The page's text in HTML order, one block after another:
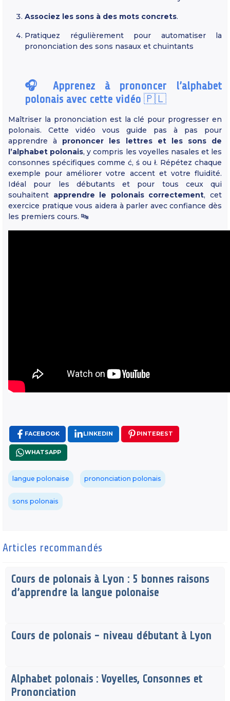
Associez les sons à des mots concrets.
Pratiquez régulièrement pour automatiser la
prononciation des sons nasaux et chuintants
🎧 Apprenez à prononcer l’alphabet
polonais avec cette vidéo 🇵🇱
Maîtriser la prononciation est la clé pour progresser en
polonais. Cette vidéo vous guide pas à pas pour
apprendre à prononcer les lettres et les sons de
l’alphabet polonais, y compris les voyelles nasales et les
consonnes spécifiques comme ć, ś ou ł. Répétez chaque
exemple pour améliorer votre accent et votre fluidité.
Idéal pour les débutants et pour tous ceux qui
souhaitent apprendre le polonais correctement, cet
exercice pratique vous aidera à parler avec confiance dès
les premiers cours. 🔤
FACEBOOK LINKEDIN PINTEREST
WHATSAPP
langue polonaise prononciation polonais
sons polonais
Articles recommandés
Cours de polonais à Lyon : 5 bonnes raisons
d’apprendre la langue polonaise
Cours de polonais - niveau débutant à Lyon
Alphabet polonais : Voyelles, Consonnes et
Prononciation